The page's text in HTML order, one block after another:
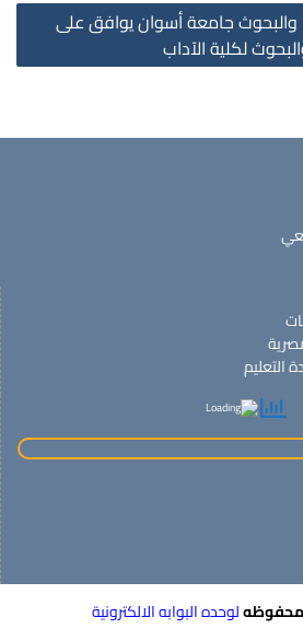
والبحوث جامعة أسوان يوافق على
لكلية الآداب
التعليم
لوحده البوابه الالكترونية